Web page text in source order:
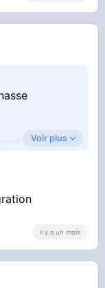
compte
en
ne fait pas
Voir plus
il y a un mois